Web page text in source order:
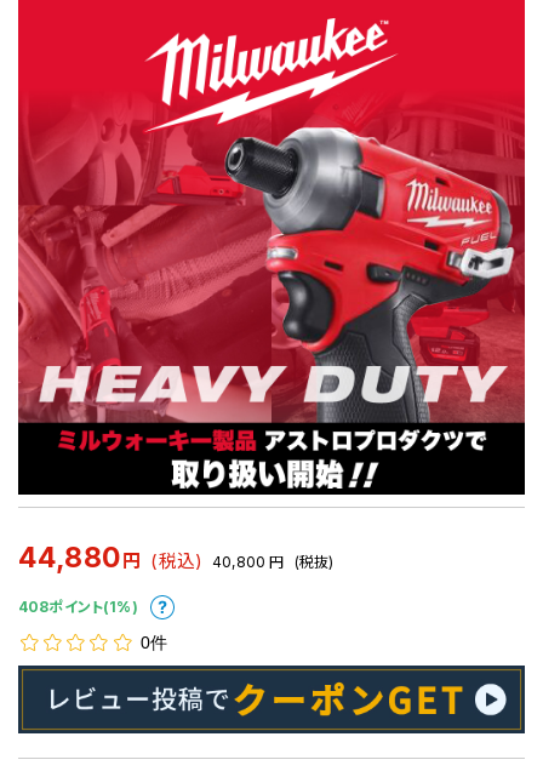
44,880 円 (税込) 40,800 円 (税抜)
408ポイント(1%)
0件